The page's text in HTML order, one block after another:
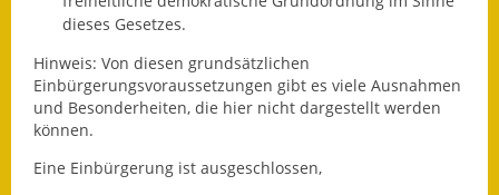
Was erledige ich wo?
Bauen und Wohnen
dieses Gesetzes.
Hinweis: Von diesen grundsätzlichen
Einbürgerungsvoraussetzungen gibt es viele Ausnahmen
und Besonderheiten, die hier nicht dargestellt werden
können.
Eine Einbürgerung ist ausgeschlossen,